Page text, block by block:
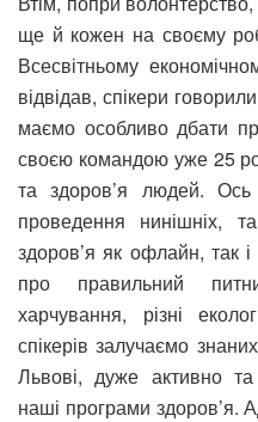
ще й кожен на своєму
Всесвітньому
відвідав, спікери
маємо особливо дбати
своєю командою уже 25
та здоров’я людей.
проведення нинішніх,
здоров’я як офлайн, так
про правильний
харчування, різні
спікерів залучаємо
Львові, дуже активно
наші програми здоров’я.